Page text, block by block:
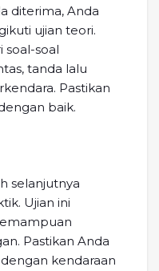
diterima, Anda
ujian teori.
soal-soal
tanda lalu
Pastikan
baik.
selanjutnya
Ujian ini
Pastikan Anda
kendaraan